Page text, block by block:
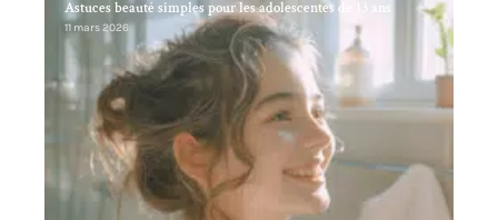
Astuces beauté simples pour les adolescentes de 13 ans
11 mars 2026